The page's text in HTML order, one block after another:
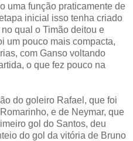
uma função praticamente de
inicial isso tenha criado
qual o Timão deitou e
um pouco mais compacta,
com Ganso voltando
o que fez pouco na
do goleiro Rafael, que foi
e de Neymar, que
gol do Santos, deu
do gol da vitória de Bruno